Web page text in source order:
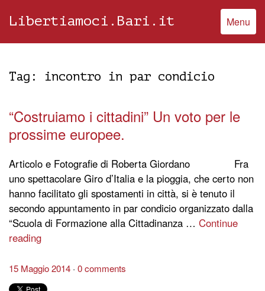
Libertiamoci.Bari.it Menu
Tag: incontro in par condicio
“Costruiamo i cittadini” Un voto per le
prossime europee.
Articolo e Fotografie di Roberta Giordano Fra
uno spettacolare Giro d’Italia e la pioggia, che certo non
hanno facilitato gli spostamenti in città, si è tenuto il
secondo appuntamento in par condicio organizzato dalla
“Scuola di Formazione alla Cittadinanza … Continue
reading
15 Maggio 2014 0 comments